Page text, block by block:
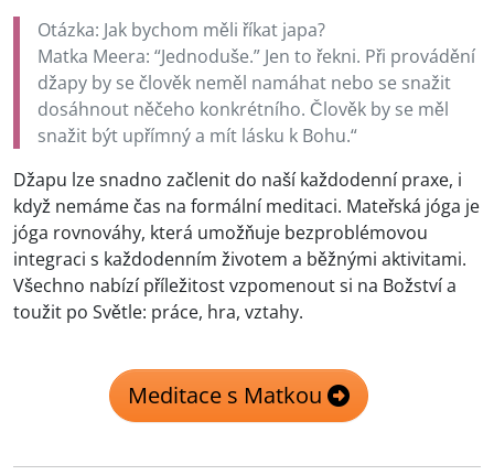
Otázka: Jak bychom měli říkat japa?
Matka Meera: “Jednoduše.” Jen to řekni. Při provádění
džapy by se člověk neměl namáhat nebo se snažit
dosáhnout něčeho konkrétního. Člověk by se měl
snažit být upřímný a mít lásku k Bohu.“
Džapu lze snadno začlenit do naší každodenní praxe, i
když nemáme čas na formální meditaci. Mateřská jóga je
jóga rovnováhy, která umožňuje bezproblémovou
integraci s každodenním životem a běžnými aktivitami.
Všechno nabízí příležitost vzpomenout si na Božství a
toužit po Světle: práce, hra, vztahy.
Meditace s Matkou